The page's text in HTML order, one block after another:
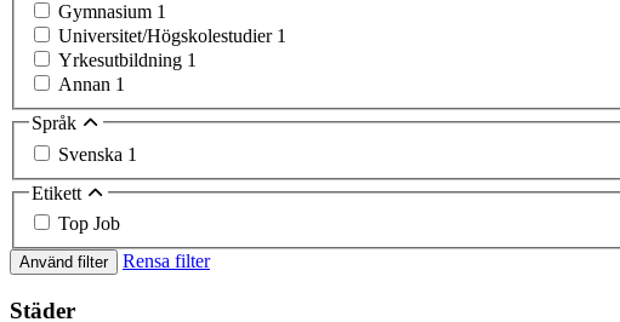
Gymnasium 1
Universitet/Högskolestudier 1
Yrkesutbildning 1
Annan 1
Språk
Svenska 1
Etikett
Top Job
Använd filter Rensa filter
Städer